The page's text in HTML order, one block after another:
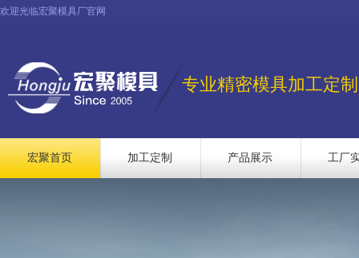
欢迎光临宏聚模具厂官网
专业精密模具加工定制
宏聚首页 加工定制 产品展示 工厂